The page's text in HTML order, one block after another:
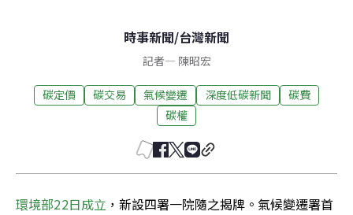
時事新聞/台灣新聞
記者— 陳昭宏
碳定價 碳交易 氣候變遷 深度低碳新聞
碳費
碳權
環境部22日成立 ，新設四署一院隨之揭牌。氣候變遷署首